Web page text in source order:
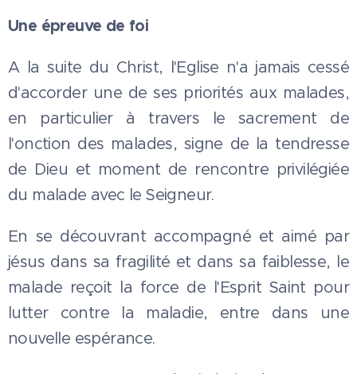
Une épreuve de foi
A la suite du Christ, l'Eglise n'a jamais cessé
d'accorder une de ses priorités aux malades,
en particulier à travers le sacrement de
l'onction des malades, signe de la tendresse
de Dieu et moment de rencontre privilégiée
du malade avec le Seigneur.
En se découvrant accompagné et aimé par
jésus dans sa fragilité et dans sa faiblesse, le
malade reçoit la force de l'Esprit Saint pour
lutter contre la maladie, entre dans une
nouvelle espérance.